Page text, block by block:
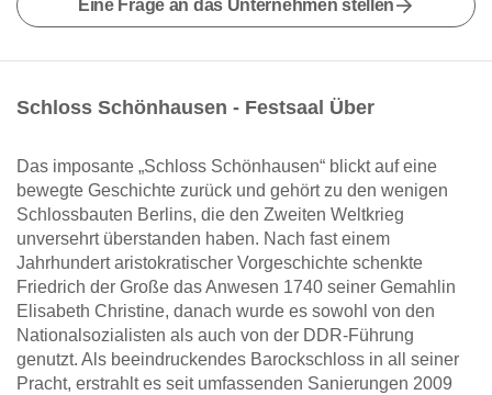
Eine Frage an das Unternehmen stellen
Schloss Schönhausen - Festsaal Über
Das imposante „Schloss Schönhausen“ blickt auf eine
bewegte Geschichte zurück und gehört zu den wenigen
Schlossbauten Berlins, die den Zweiten Weltkrieg
unversehrt überstanden haben. Nach fast einem
Jahrhundert aristokratischer Vorgeschichte schenkte
Friedrich der Große das Anwesen 1740 seiner Gemahlin
Elisabeth Christine, danach wurde es sowohl von den
Nationalsozialisten als auch von der DDR-Führung
genutzt. Als beeindruckendes Barockschloss in all seiner
Pracht, erstrahlt es seit umfassenden Sanierungen 2009